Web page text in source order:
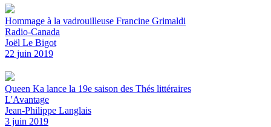
Hommage à la vadrouilleuse Francine Grimaldi
Radio-Canada
Joël Le Bigot
22 juin 2019
Queen Ka lance la 19e saison des Thés littéraires
L'Avantage
Jean-Philippe Langlais
3 juin 2019